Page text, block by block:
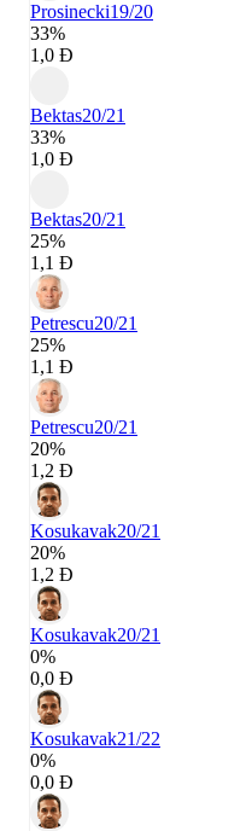
Prosinecki19/20
33%
1,0 Đ
Bektas20/21
33%
1,0 Đ
Bektas20/21
25%
1,1 Đ
Petrescu20/21
25%
1,1 Đ
Petrescu20/21
20%
1,2 Đ
Kosukavak20/21
20%
1,2 Đ
Kosukavak20/21
0%
0,0 Đ
Kosukavak21/22
0%
0,0 Đ